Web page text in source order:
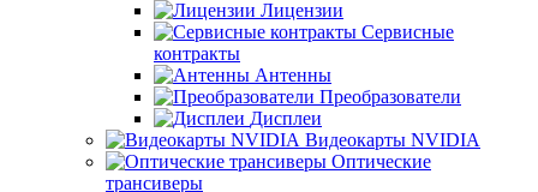
Лицензии
Сервисные
контракты
Антенны
Преобразователи
Дисплеи
Видеокарты NVIDIA
Оптические
трансиверы